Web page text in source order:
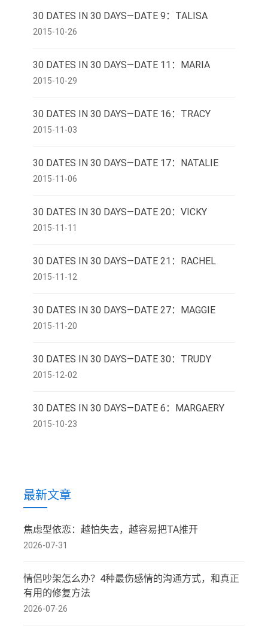
30 DATES IN 30 DAYS—DATE 9：TALISA
2015-10-26
30 DATES IN 30 DAYS—DATE 11：MARIA
2015-10-29
30 DATES IN 30 DAYS—DATE 16：TRACY
2015-11-03
30 DATES IN 30 DAYS—DATE 17：NATALIE
2015-11-06
30 DATES IN 30 DAYS—DATE 20：VICKY
2015-11-11
30 DATES IN 30 DAYS—DATE 21：RACHEL
2015-11-12
30 DATES IN 30 DAYS—DATE 27：MAGGIE
2015-11-20
30 DATES IN 30 DAYS—DATE 30：TRUDY
2015-12-02
30 DATES IN 30 DAYS—DATE 6：MARGAERY
2015-10-23
最新文章
焦虑型依恋：越怕失去，越容易把TA推开
2026-07-31
情侣吵架怎么办？4种最伤感情的沟通方式，和真正
有用的修复方法
2026-07-26